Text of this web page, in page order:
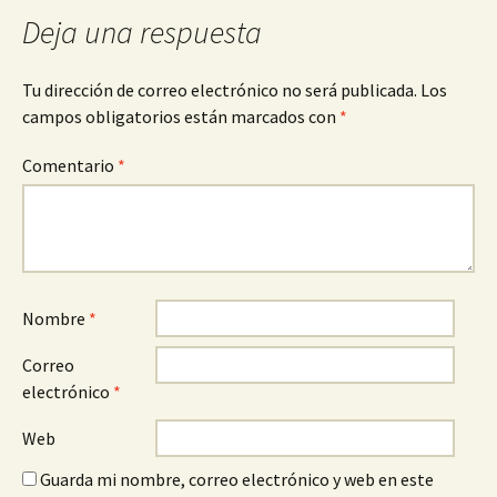
la
entrada
Deja una respuesta
Tu dirección de correo electrónico no será publicada. Los
campos obligatorios están marcados con *
Comentario *
Nombre *
Correo
electrónico *
Web
Guarda mi nombre, correo electrónico y web en este